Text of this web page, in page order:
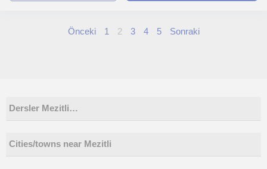
Önceki 1 2 3 4 5 Sonraki
Dersler Mezitli…
Cities/towns near Mezitli